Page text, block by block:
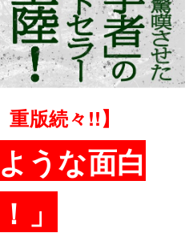
重版続々!!】
うな面白
」